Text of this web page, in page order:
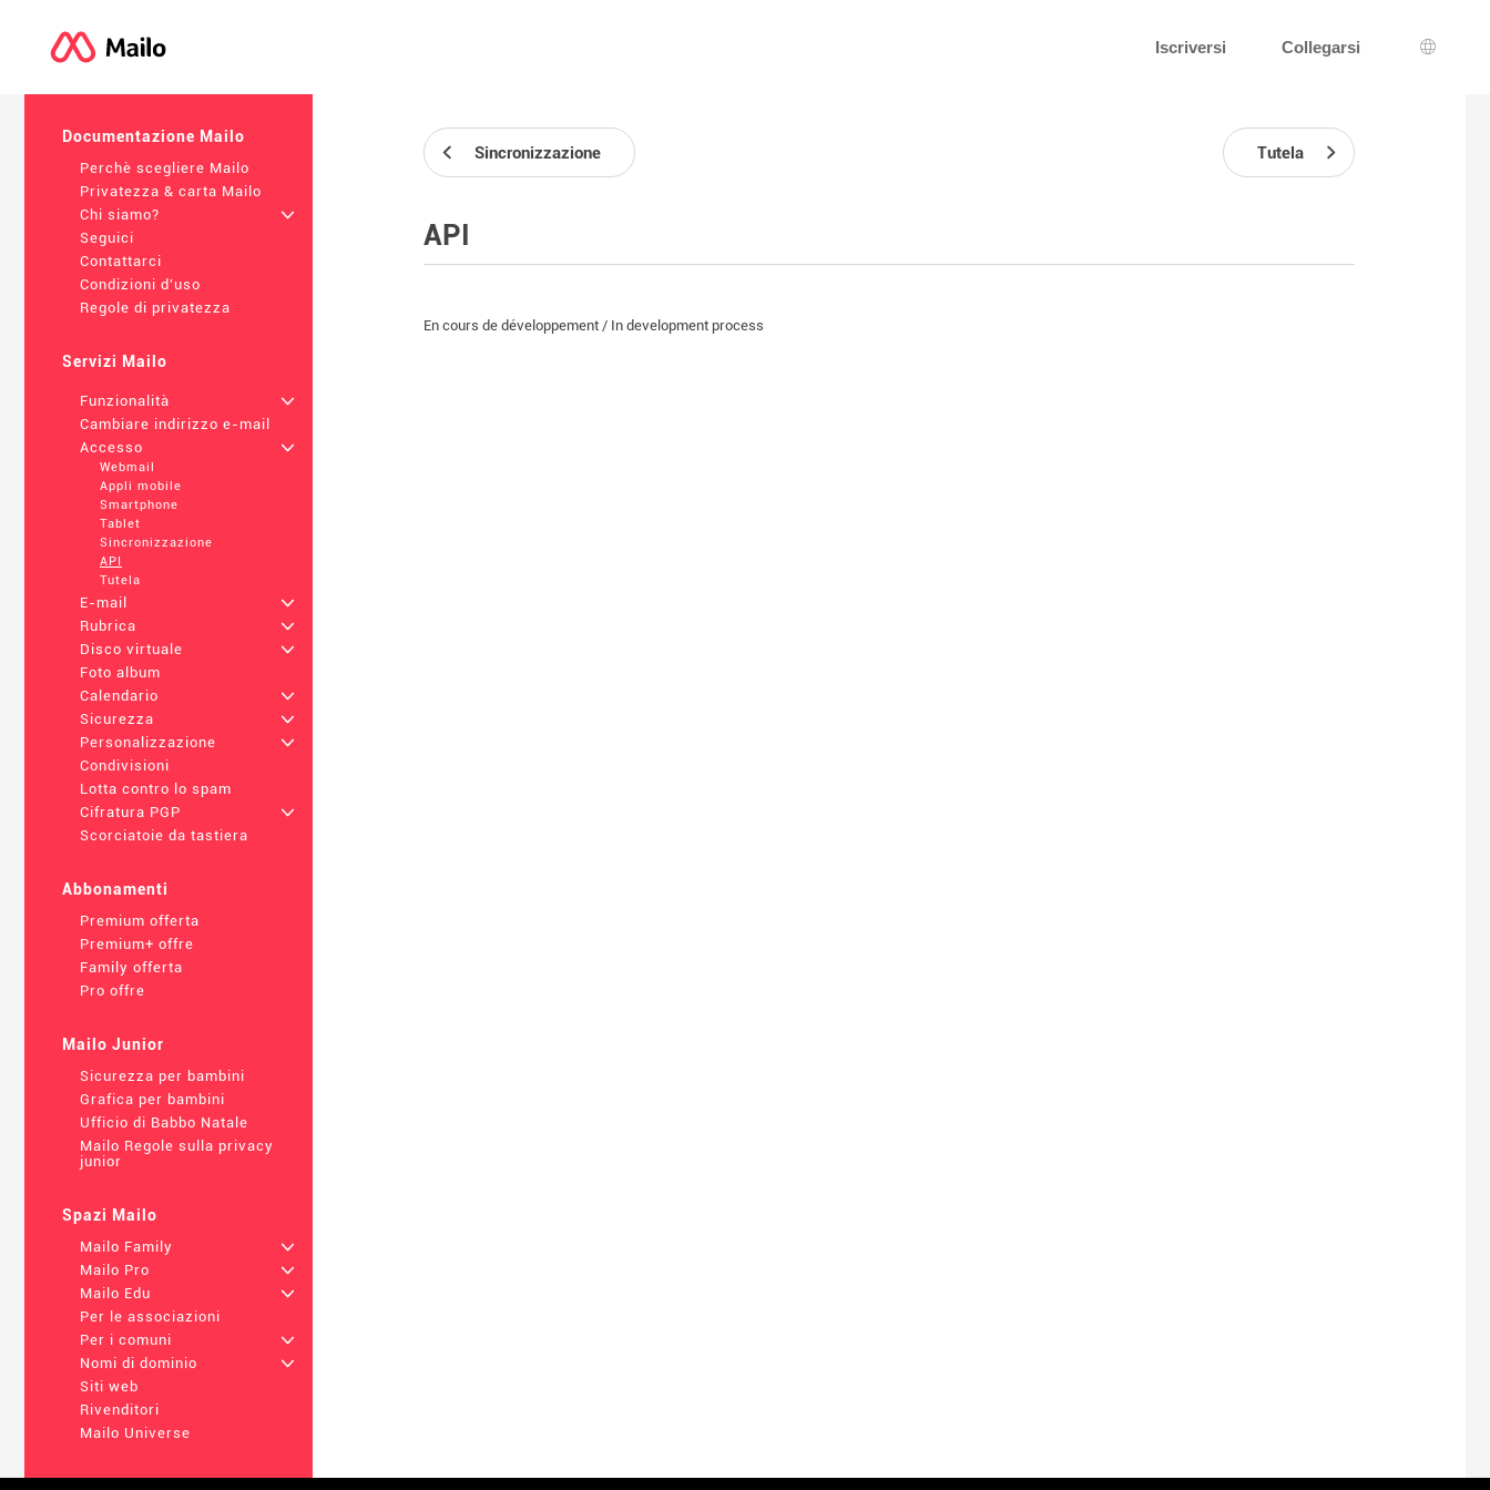
Iscriversi Collegarsi
Scelta
Documentazione Mailo
Perchè scegliere Mailo
Privatezza & carta Mailo
Chi siamo?
+
Seguici
Contattarci
Condizioni d'uso
Regole di privatezza
Servizi Mailo
Funzionalità
+
Cambiare indirizzo e-mail
Accesso
+
Webmail
Appli mobile
Smartphone
Tablet
Sincronizzazione
API
Tutela
E-mail
+
Rubrica
+
Disco virtuale
+
Foto album
Calendario
+
Sicurezza
+
Personalizzazione
+
Condivisioni
Lotta contro lo spam
Cifratura PGP
+
Scorciatoie da tastiera
Abbonamenti
Premium offerta
Premium+ offre
Family offerta
Pro offre
Mailo Junior
Sicurezza per bambini
Grafica per bambini
Ufficio di Babbo Natale
Mailo Regole sulla privacy
junior
Spazi Mailo
Mailo Family
+
Mailo Pro
+
Mailo Edu
+
Per le associazioni
Per i comuni
+
Nomi di dominio
+
Siti web
Rivenditori
Mailo Universe
Sincronizzazione Tutela
API
En cours de développement / In development process